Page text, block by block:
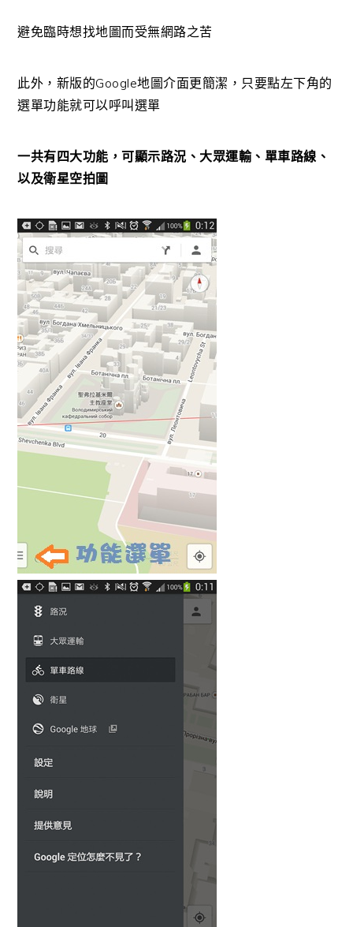
避免臨時想找地圖而受無網路之苦
此外，新版的Google地圖介面更簡潔，只要點左下角的
選單功能就可以呼叫選單
一共有四大功能，可顯示路況、大眾運輸、單車路線、
以及衛星空拍圖